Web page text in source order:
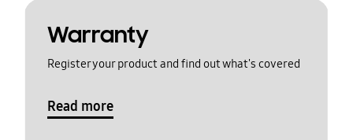
Warranty
Register your product and find out what's covered
Read more